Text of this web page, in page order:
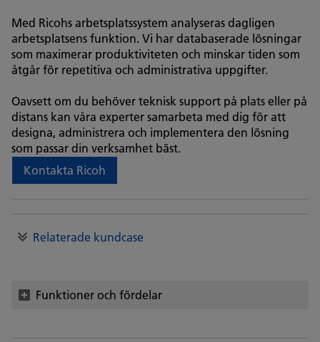
Med Ricohs arbetsplatssystem analyseras dagligen
arbetsplatsens funktion. Vi har databaserade lösningar
som maximerar produktiviteten och minskar tiden som
åtgår för repetitiva och administrativa uppgifter.
Oavsett om du behöver teknisk support på plats eller på
distans kan våra experter samarbeta med dig för att
designa, administrera och implementera den lösning
som passar din verksamhet bäst.
Kontakta Ricoh
Relaterade kundcase
Funktioner och fördelar